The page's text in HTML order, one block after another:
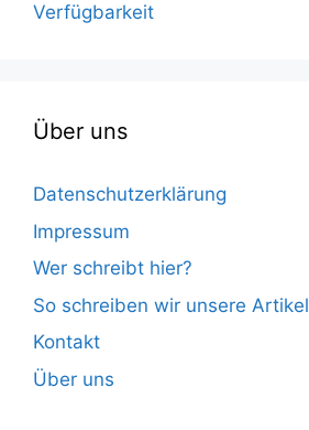
Verfügbarkeit
Über uns
Datenschutzerklärung
Impressum
Wer schreibt hier?
So schreiben wir unsere Artikel
Kontakt
Über uns